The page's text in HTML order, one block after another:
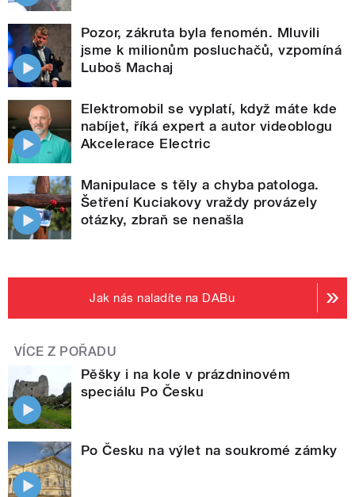
Pozor, zákruta byla fenomén. Mluvili
jsme k milionům posluchačů, vzpomíná
Luboš Machaj
Elektromobil se vyplatí, když máte kde
nabíjet, říká expert a autor videoblogu
Akcelerace Electric
Manipulace s těly a chyba patologa.
Šetření Kuciakovy vraždy provázely
otázky, zbraň se nenašla
Jak nás naladíte na DABu
VÍCE Z POŘADU
Pěšky i na kole v prázdninovém
speciálu Po Česku
Po Česku na výlet na soukromé zámky